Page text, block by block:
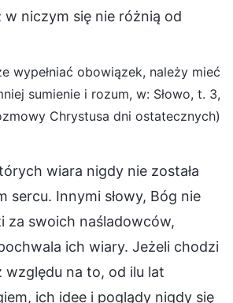
niczym się nie różnią od
wypełniać obowiązek, należy mieć
sumienie i rozum, w: Słowo, t. 3,
Chrystusa dni ostatecznych)
wiara nigdy nie została
sercu. Innymi słowy, Bóg nie
za swoich naśladowców,
ich wiary. Jeżeli chodzi
względu na to, od ilu lat
ich idee i poglądy nigdy się